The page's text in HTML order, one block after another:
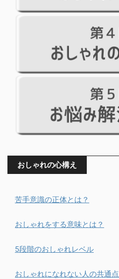
おしゃれの心構え
苦手意識の正体とは？
おしゃれをする意味とは？
5段階のおしゃれレベル
おしゃれになれない人の共通点